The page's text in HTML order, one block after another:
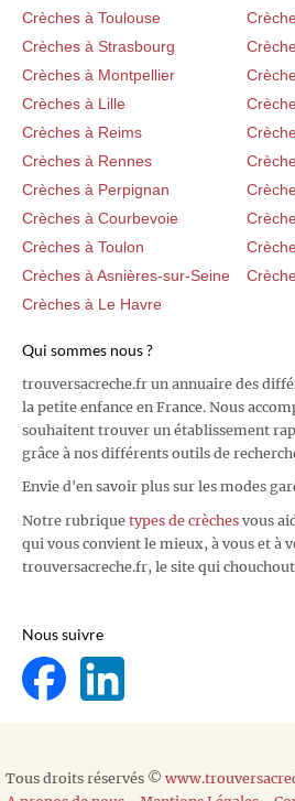
Crèches à Toulouse
Crèches à Strasbourg
Crèches à Montpellier
Crèches à Lille
Crèches à Reims
Crèches à Rennes
Crèches à Perpignan
Crèches à Courbevoie
Crèches à Toulon
Crèches à Asnières-sur-Seine
Crèches à Le Havre
Qui sommes nous ?
trouversacreche.fr un annuaire des
la petite enfance en France. Nous
souhaitent trouver un établissement
grâce à nos différents outils de
Envie d'en savoir plus sur les modes
Notre rubrique types de crèches vous
qui vous convient le mieux, à vous et à
trouversacreche.fr, le site qui
Nous suivre
Tous droits réservés ©